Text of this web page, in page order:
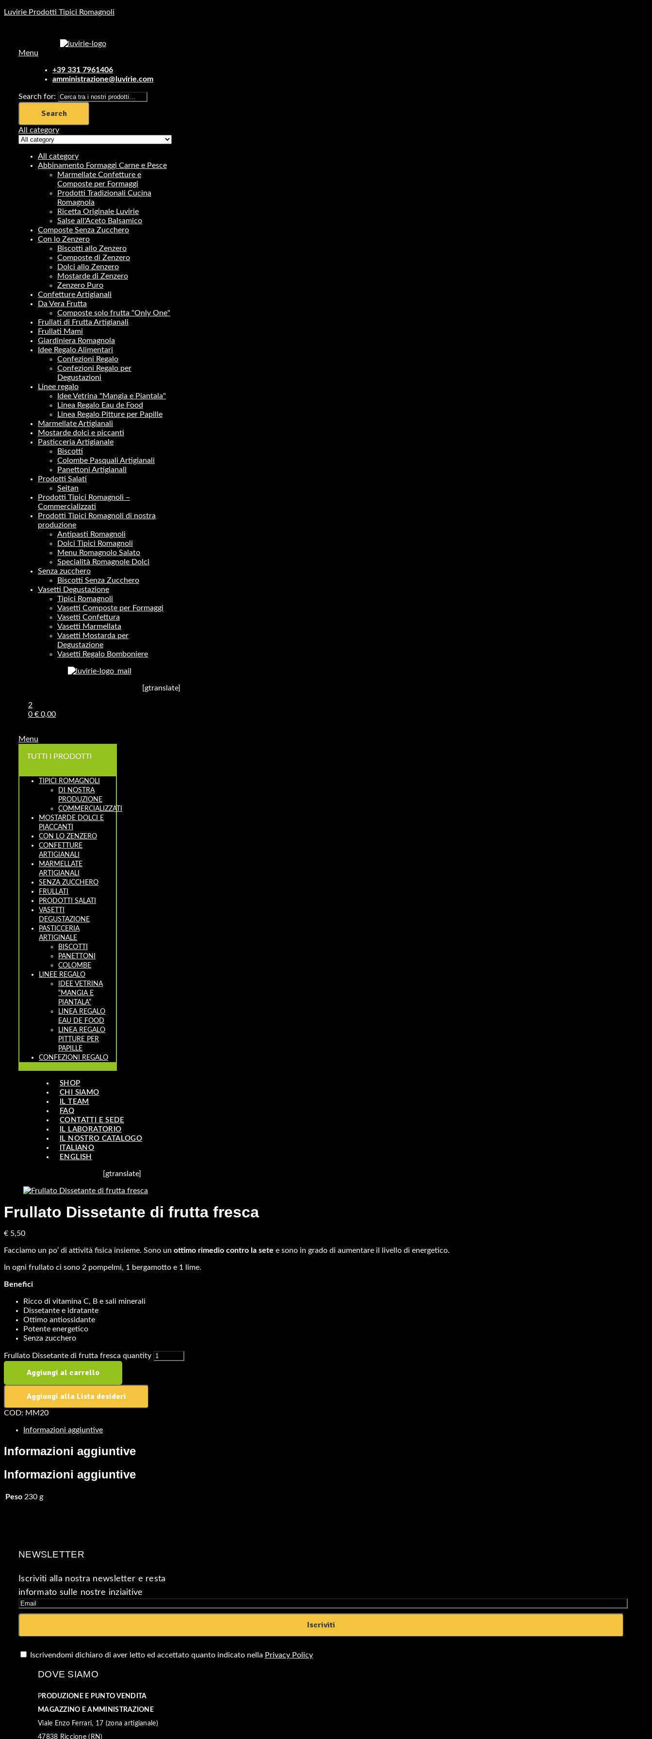
Luvirie Prodotti Tipici Romagnoli
Menu
+39 331 7961406
amministrazione@luvirie.com
Search for:
Search
All category
All category
Abbinamento Formaggi Carne e Pesce
Marmellate Confetture e
Composte per Formaggi
Prodotti Tradizionali Cucina
Romagnola
Ricetta Originale Luvirie
Salse all'Aceto Balsamico
Composte Senza Zucchero
Con lo Zenzero
Biscotti allo Zenzero
Composte di Zenzero
Dolci allo Zenzero
Mostarde di Zenzero
Zenzero Puro
Confetture Artigianali
Da Vera Frutta
Composte solo frutta "Only One"
Frullati di Frutta Artigianali
Frullati Mami
Giardiniera Romagnola
Idee Regalo Alimentari
Confezioni Regalo
Confezioni Regalo per
Degustazioni
Linee regalo
Idee Vetrina "Mangia e Piantala"
Linea Regalo Eau de Food
Linea Regalo Pitture per Papille
Marmellate Artigianali
Mostarde dolci e piccanti
Pasticceria Artigianale
Biscotti
Colombe Pasquali Artigianali
Panettoni Artigianali
Prodotti Salati
Seitan
Prodotti Tipici Romagnoli –
Commercializzati
Prodotti Tipici Romagnoli di nostra
produzione
Antipasti Romagnoli
Dolci Tipici Romagnoli
Menu Romagnolo Salato
Specialità Romagnole Dolci
Senza zucchero
Biscotti Senza Zucchero
Vasetti Degustazione
Tipici Romagnoli
Vasetti Composte per Formaggi
Vasetti Confettura
Vasetti Marmellata
Vasetti Mostarda per
Degustazione
Vasetti Regalo Bomboniere
[gtranslate]
2
0 € 0,00
Menu
TUTTI I PRODOTTI
TIPICI ROMAGNOLI
DI NOSTRA
PRODUZIONE
COMMERCIALIZZATI
MOSTARDE DOLCI E
PIACCANTI
CON LO ZENZERO
CONFETTURE
ARTIGIANALI
MARMELLATE
ARTIGIANALI
SENZA ZUCCHERO
FRULLATI
PRODOTTI SALATI
VASETTI
DEGUSTAZIONE
PASTICCERIA
ARTIGINALE
BISCOTTI
PANETTONI
COLOMBE
LINEE REGALO
IDEE VETRINA
“MANGIA E
PIANTALA”
LINEA REGALO
EAU DE FOOD
LINEA REGALO
PITTURE PER
PAPILLE
CONFEZIONI REGALO
SHOP
CHI SIAMO
IL TEAM
FAQ
CONTATTI E SEDE
IL LABORATORIO
IL NOSTRO CATALOGO
ITALIANO
ENGLISH
[gtranslate]
Frullato Dissetante di frutta fresca
€ 5,50
Facciamo un po’ di attività fisica insieme. Sono un ottimo rimedio contro la sete e sono in grado di aumentare il livello di energetico.
In ogni frullato ci sono 2 pompelmi, 1 bergamotto e 1 lime.
Benefici
Ricco di vitamina C, B e sali minerali
Dissetante e idratante
Ottimo antiossidante
Potente energetico
Senza zucchero
Frullato Dissetante di frutta fresca quantity
Aggiungi al carrello
Aggiungi alla Lista desideri
COD: MM20
Informazioni aggiuntive
Informazioni aggiuntive
Informazioni aggiuntive
Peso 230 g
NEWSLETTER
Iscriviti alla nostra newsletter e resta
informato sulle nostre inziaitive
Iscrivendomi dichiaro di aver letto ed accettato quanto indicato nella Privacy Policy
DOVE SIAMO
P RODUZIONE E PUNTO VENDITA
MAGAZZINO E AMMINISTRAZIONE
Viale Enzo Ferrari, 17 (zona artigianale)
47838 Riccione (RN)